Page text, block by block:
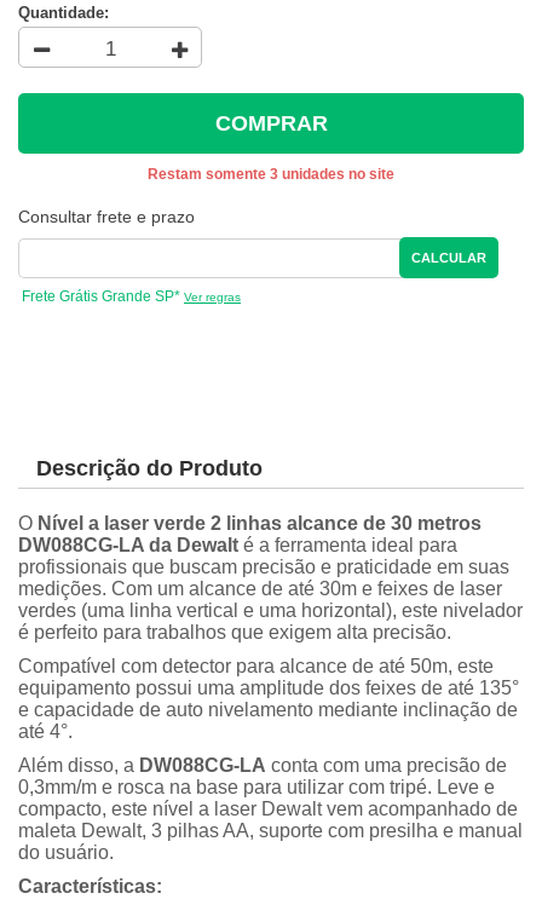
Quantidade:
COMPRAR
Restam somente 3 unidades no site
Consultar frete e prazo
CALCULAR
Frete Grátis Grande SP* Ver regras
Descrição do Produto
O Nível a laser verde 2 linhas alcance de 30 metros
DW088CG-LA da Dewalt é a ferramenta ideal para
profissionais que buscam precisão e praticidade em suas
medições. Com um alcance de até 30m e feixes de laser
verdes (uma linha vertical e uma horizontal), este nivelador
é perfeito para trabalhos que exigem alta precisão.
Compatível com detector para alcance de até 50m, este
equipamento possui uma amplitude dos feixes de até 135
e capacidade de auto nivelamento mediante inclinação de
até 4°.
Além disso, a DW088CG-LA conta com uma precisão de
0,3mm/m e rosca na base para utilizar com tripé. Leve e
compacto, este nível a laser Dewalt vem acompanhado de
maleta Dewalt, 3 pilhas AA, suporte com presilha e manual
do usuário.
Características: